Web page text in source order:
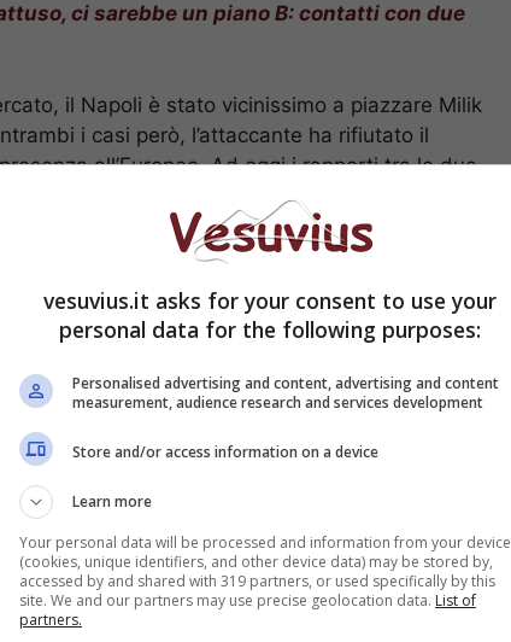
ci sarebbe un piano B: contatti con due
il Napoli è stato vicinissimo a piazzare Milik
i casi però, l’attaccante ha rifiutato il
all’Europeo. Ad oggi i rapporti tra le due
ad abbandonare a zero alla fine dell’anno.
sembrebbe spuntaredalla Francia, andiamo a
il Marsiglia corteggia
vesuvius.it asks for your consent to use your
personal data for the following purposes:
Personalised advertising and content, advertising and content
measurement, audience research and services development
Store and/or access information on a device
Learn more
Your personal data will be processed and information from your device
(cookies, unique identifiers, and other device data) may be stored by,
accessed by and shared with 319 partners, or used specifically by this
site. We and our partners may use precise geolocation data. List of
partners.